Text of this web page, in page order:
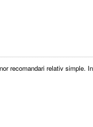
recomandari relativ simple.